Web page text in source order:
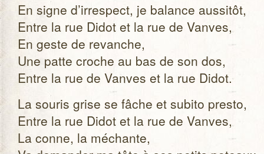
En signe d’irrespect, je balance aus­si­tôt,
Entre la rue Didot et la rue de Vanves,
En geste de revanche,
Une patte croche au bas de son dos,
Entre la rue de Vanves et la rue Didot.
La sou­ris grise se fâche et subito presto,
Entre la rue Didot et la rue de Vanves,
La conne, la méchante,